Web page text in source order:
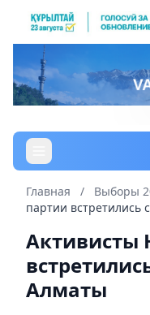
Главная / Выборы
партии встретились
Активисты
Алматы